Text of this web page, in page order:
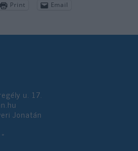
Print Email
u. 17.
Jonatán